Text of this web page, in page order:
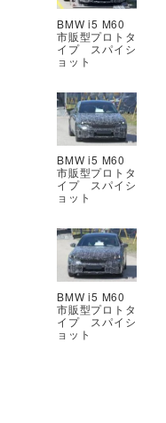
BMW i5 M60
市販型プロトタ
イプ スパイシ
ョット
BMW i5 M60
市販型プロトタ
イプ スパイシ
ョット
BMW i5 M60
市販型プロトタ
イプ スパイシ
ョット